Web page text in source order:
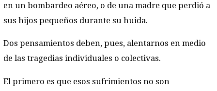
en un bombardeo aéreo, o de una madre que perdió a
sus hijos pequeños durante su huida.
Dos pensamientos deben, pues, alentarnos en medio
de las tragedias individuales o colectivas.
El primero es que esos sufrimientos no son